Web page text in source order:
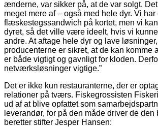
ænderne, var sikker på, at de var solgt.
meget mere af – også med hele dyr. Vi har
flæskestegssandwich på kortet, men vi
dyret, så det ville være ideelt, hvis vi
andre. At aftage hele dyr og lave
producenterne er sikret, at de kan komme
er både vigtigt og gavnligt for kloden.
netværksløsninger vigtige.”
Det er ikke kun restauranterne, der er
relationer på tværs. Fiskegrossisten
ud af at blive opfattet som
leverandør, for på den måde driver de den
beretter stifter Jesper Hansen: